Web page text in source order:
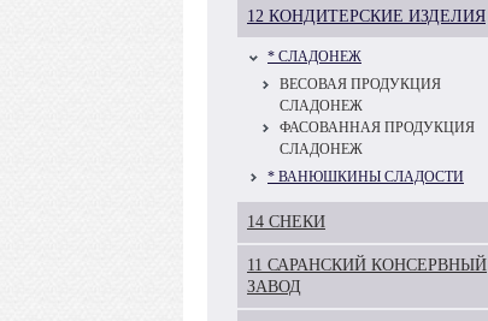
12 КОНДИТЕРСКИЕ ИЗДЕЛИЯ
* СЛАДОНЕЖ
ВЕСОВАЯ ПРОДУКЦИЯ
СЛАДОНЕЖ
ФАСОВАННАЯ ПРОДУКЦИЯ
СЛАДОНЕЖ
* ВАНЮШКИНЫ СЛАДОСТИ
14 СНЕКИ
11 САРАНСКИЙ КОНСЕРВНЫЙ
ЗАВОД